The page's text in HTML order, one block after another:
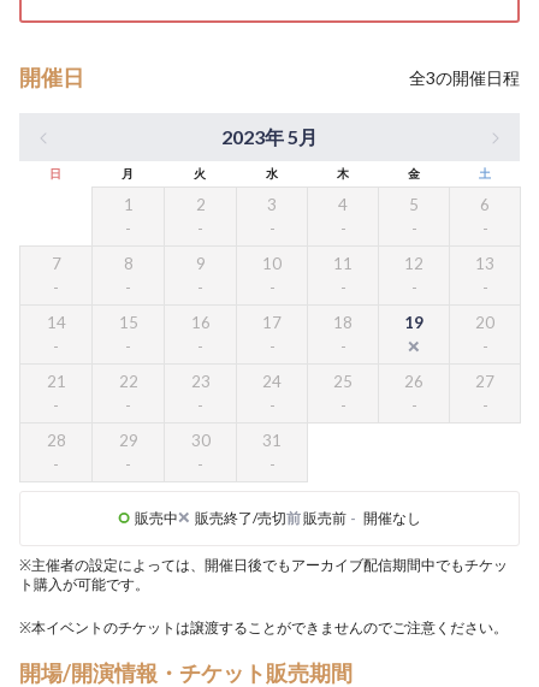
開催日 全3の開催日程
2023年 5月
日 月 火 水 木 金 土
1 2 3 4 5 6
7 8 9 10 11 12 13
14 15 16 17 18 19 20
21 22 23 24 25 26 27
28 29 30 31
販売中 販売終了/売切前販売前 - 開催なし
※主催者の設定によっては、開催日後でもアーカイブ配信期間中でもチケッ
ト購入が可能です。
※本イベントのチケットは譲渡することができませんのでご注意ください。
開場/開演情報・チケット販売期間